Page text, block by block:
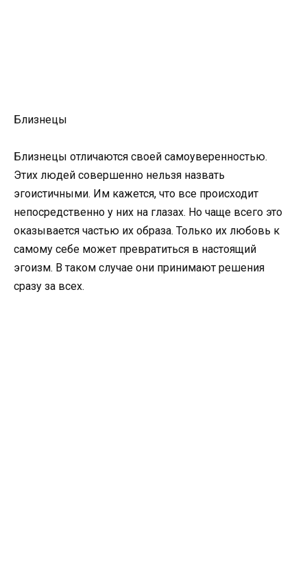
Близнецы
Близнецы отличаются своей самоуверенностью.
Этих людей совершенно нельзя назвать
эгоистичными. Им кажется, что все происходит
непосредственно у них на глазах. Но чаще всего это
оказывается частью их образа. Только их любовь к
самому себе может превратиться в настоящий
эгоизм. В таком случае они принимают решения
сразу за всех.